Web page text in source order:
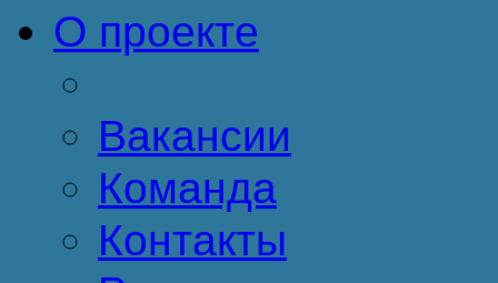
О проекте
Вакансии
Команда
Контакты